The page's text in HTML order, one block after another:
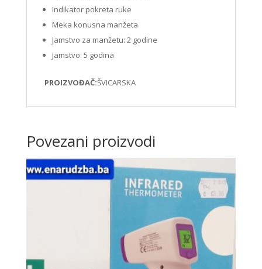
Indikator pokreta ruke
Meka konusna manžeta
Jamstvo za manžetu: 2 godine
Jamstvo: 5 godina
PROIZVOĐAČ:ŠVICARSKA
Povezani proizvodi